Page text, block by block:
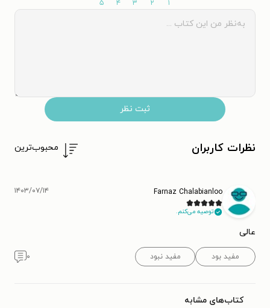
۱ ۲ ۳ ۴ ۵
ثبت نظر
نظرات کاربران محبوب‌ترین
Farnaz Chalabianloo
توصیه می‌کنم.
۱۴۰۳/۰۷/۱۴
عالی
مفید بود مفید نبود ۰
کتاب‌های مشابه